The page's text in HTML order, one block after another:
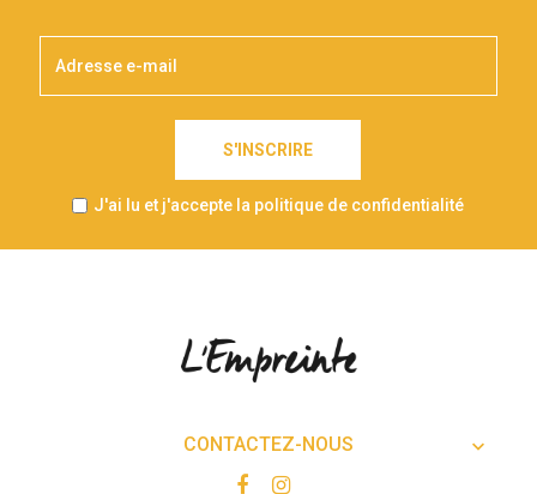
S'INSCRIRE
J'ai lu et j'accepte la politique de confidentialité
CONTACTEZ-NOUS 